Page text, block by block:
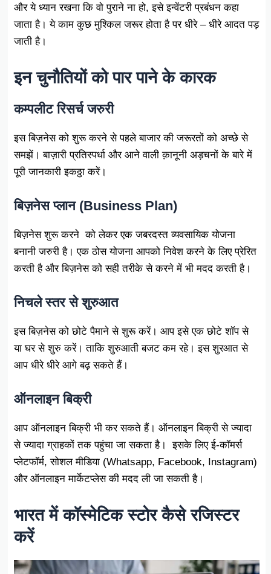
और ये ध्यान रखना कि वो पुराने ना हो, इसे इन्वेंटरी प्रबंधन कहा
जाता है। ये काम कुछ मुश्किल जरूर होता है पर धीरे – धीरे आदत पड़
जाती है।
इन चुनौतियों को पार पाने के कारक
कम्पलीट रिसर्च जरुरी
इस बिज़नेस को शुरू करने से पहले बाजार की जरूरतों को अच्छे से
समझें। बाज़ारी प्रतिस्पर्धा और आने वाली क़ानूनी अड़चनों के बारे में
पूरी जानकारी इकठ्ठा करें।
बिज़नेस प्लान (Business Plan)
बिज़नेस शुरू करने को लेकर एक जबरदस्त व्यवसायिक योजना
बनानी जरुरी है। एक ठोस योजना आपको निवेश करने के लिए प्रेरित
करती है और बिज़नेस को सही तरीके से करने में भी मदद करती है।
निचले स्तर से शुरुआत
इस बिज़नेस को छोटे पैमाने से शुरू करें। आप इसे एक छोटे शॉप से
या घर से शुरु करें। ताकि शुरुआती बजट कम रहे। इस शुरआत से
आप धीरे धीरे आगे बढ़ सकते हैं।
ऑनलाइन बिक्री
आप ऑनलाइन बिक्री भी कर सकते हैं। ऑनलाइन बिक्री से ज्यादा
से ज्यादा ग्राहकों तक पहुंचा जा सकता है। इसके लिए ई-कॉमर्स
प्लेटफॉर्म, सोशल मीडिया (Whatsapp, Facebook, Instagram)
और ऑनलाइन मार्केटप्लेस की मदद ली जा सकती है।
भारत में कॉस्मेटिक स्टोर कैसे रजिस्टर
करें